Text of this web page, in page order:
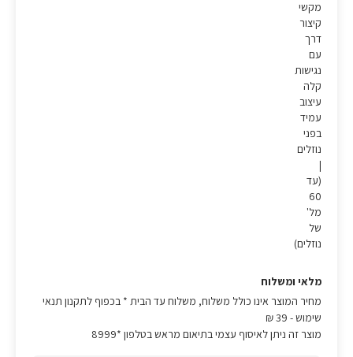
מקשי
קיצור
דרך
עם
נגישות
קלה
עיצוב
עמיד
בפני
נוזלים
|
(עד
60
מל'
של
נוזלים)
מלאי ומשלוח
מחיר המוצר אינו כולל משלוח, משלוח עד הבית * בכפוף לתקנון תנאי
שימוש- 39 ₪
מוצר זה ניתן לאיסוף עצמי בתיאום מראש בטלפון *8999